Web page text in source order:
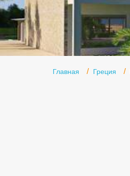
Главная Греция
Туры в Египет
Туры в ОАЭ
Офис г. Москва